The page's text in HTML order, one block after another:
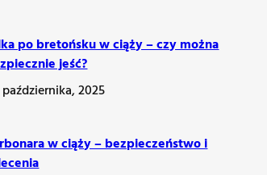
po bretońsku w ciąży – czy można
jeść?
2025
w ciąży – bezpieczeństwo i